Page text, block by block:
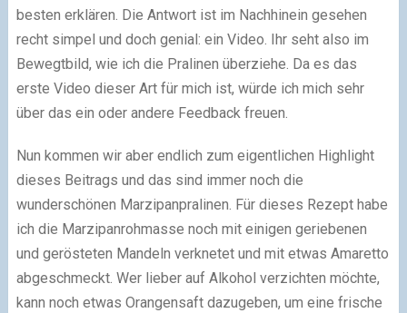
besten erklären. Die Antwort ist im Nachhinein gesehen
recht simpel und doch genial: ein Video. Ihr seht also im
Bewegtbild, wie ich die Pralinen überziehe. Da es das
erste Video dieser Art für mich ist, würde ich mich sehr
über das ein oder andere Feedback freuen.
Nun kommen wir aber endlich zum eigentlichen Highlight
dieses Beitrags und das sind immer noch die
wunderschönen Marzipanpralinen. Für dieses Rezept habe
ich die Marzipanrohmasse noch mit einigen geriebenen
und gerösteten Mandeln verknetet und mit etwas Amaretto
abgeschmeckt. Wer lieber auf Alkohol verzichten möchte,
kann noch etwas Orangensaft dazugeben, um eine frische